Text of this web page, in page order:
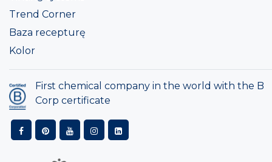
Trend Corner
Baza recepturę
Kolor
First chemical company in the world with the B
Corp certificate